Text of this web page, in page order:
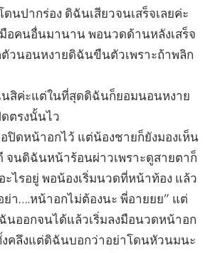
นปากร่อง ดิฉันเสียวจนเสร็จเลยค่ะ
มือคนอื่นมานาน พอนวดด้านหลังเสร็จ
วนอนหงายดิฉันขืนตัวเพราะถ้าพลิก
นสิค่ะแต่ในที่สุดดิฉันก็ยอมนอนหงาย
ตรงนั้นไว
อปิดหน้าอกไว้ แต่น้องชายก็ยังมองเห็น
นดิฉันหน้าร้อนผ่าวเพราะดูสายตาก็
ไรอยู่ พอน้องเริ่มนวดที่หน้าท้อง แล้ว
ย่า….หน้าอกไม่ต้องนะ พี่อายยย” แต่
นออกจนได้แล้วเริ่มลงมือนวดหน้าอก
คลึงแต่ดิฉันบอกว่าอย่าโดนหัวนมนะ